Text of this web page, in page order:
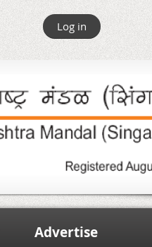
Log in
Advertise